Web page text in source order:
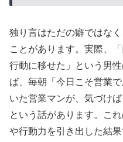
独り言はただの癖ではな
ことがあります。実際、
行動に移せた」という男
ば、毎朝「今日こそ営業
いた営業マンが、気づけ
という話があります。こ
や行動力を引き出した結果